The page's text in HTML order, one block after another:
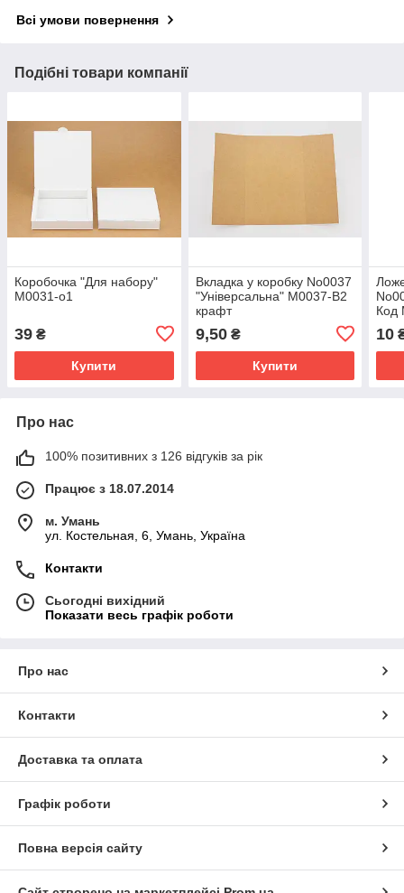
Всі умови повернення
Подібні товари компанії
Коробочка "Для набору"
М0031-о1
39 ₴
Купити
Вкладка у коробку No0037
"Універсальна" М0037-В2
крафт
9,50₴
Купити
Код
10
Про нас
100% позитивних з 126 відгуків за рік
Працює з 18.07.2014
м. Умань
ул. Костельная, 6, Умань, Україна
Контакти
Сьогодні вихідний
Показати весь графік роботи
Про нас
Контакти
Доставка та оплата
Графік роботи
Повна версія сайту